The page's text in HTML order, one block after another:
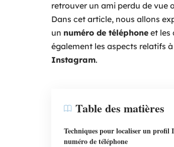
retrouver un ami perdu de vue
Dans cet article, nous allons
un numéro de téléphone et les
également les aspects relatifs
Instagram.
Table des matières
Techniques pour localiser un profil
numéro de téléphone